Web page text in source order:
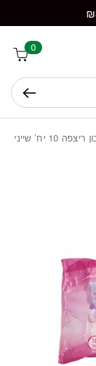
0
10 יח’ שייני